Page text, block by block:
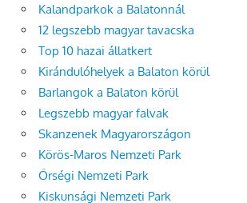
Kalandparkok a Balatonnál
12 legszebb magyar tavacska
Top 10 hazai állatkert
Kirándulóhelyek a Balaton körül
Barlangok a Balaton körül
Legszebb magyar falvak
Skanzenek Magyarországon
Körös-Maros Nemzeti Park
Őrségi Nemzeti Park
Kiskunsági Nemzeti Park